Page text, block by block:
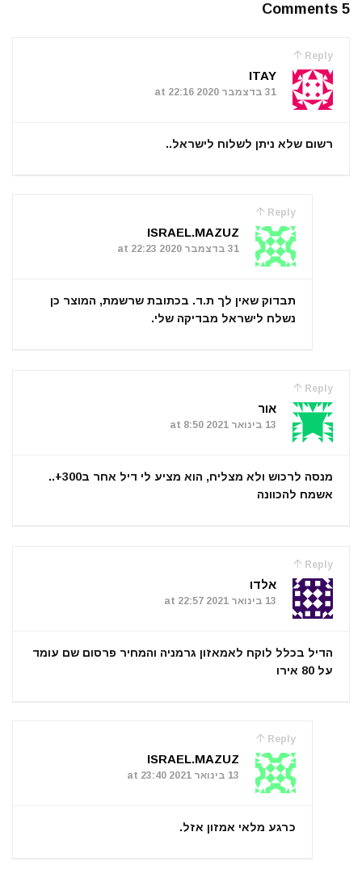
5 Comments
Reply
ITAY
31 בדצמבר 2020 at 22:16
רשום שלא ניתן לשלוח לישראל..
Reply
ISRAEL.MAZUZ
31 בדצמבר 2020 at 22:23
תבדוק שאין לך ת.ד. בכתובת שרשמת, המוצר כן
נשלח לישראל מבדיקה שלי.
Reply
אור
13 בינואר 2021 at 8:50
מנסה לרכוש ולא מצליח, הוא מציע לי דיל אחר ב300+..
אשמח להכוונה
Reply
אלדו
13 בינואר 2021 at 22:57
הדיל בכלל לוקח לאמאזון גרמניה והמחיר פרסום שם עומד
על 80 אירו
Reply
ISRAEL.MAZUZ
13 בינואר 2021 at 23:40
כרגע מלאי אמזון אזל.